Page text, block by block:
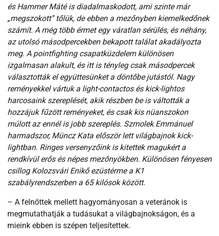
és Hammer Máté is diadalmaskodott, ami szinte már
„megszokott” tőlük, de ebben a mezőnyben kiemelkedőnek
számít. A még több érmet egy váratlan sérülés, és néhány,
az utolsó másodpercekben bekapott találat akadályozta
meg. A pointfighting csapatküzdelem különösen
izgalmasan alakult, és itt is tényleg csak másodpercek
választották el együttesünket a döntőbe jutástól. Nagy
reményekkel vártuk a light-contactos és kick-lightos
harcosaink szereplését, akik részben be is váltották a
hozzájuk fűzött reményeket, és csak kis nüanszokon
múlott az ennél is jobb szereplés. Szmolek Emmánuel
harmadszor, Müncz Kata először lett világbajnok kick-
lightban. Ringes versenyzőink is kitettek magukért a
rendkívül erős és népes mezőnyökben. Különösen fényesen
csillog Kolozsvári Enikő ezüstérme a K1
szabályrendszerben a 65 kilósok között.
– A felnőttek mellett hagyományosan a veteránok is
megmutathatják a tudásukat a világbajnokságon, és a
mieink ebben is szépen teljesítettek.